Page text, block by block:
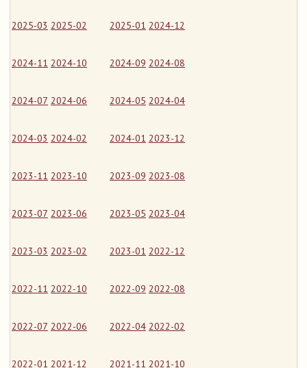
2025-03 2025-02 2025-01 2024-12
2024-11 2024-10 2024-09 2024-08
2024-07 2024-06 2024-05 2024-04
2024-03 2024-02 2024-01 2023-12
2023-11 2023-10 2023-09 2023-08
2023-07 2023-06 2023-05 2023-04
2023-03 2023-02 2023-01 2022-12
2022-11 2022-10 2022-09 2022-08
2022-07 2022-06 2022-04 2022-02
2022-01 2021-12 2021-11 2021-10